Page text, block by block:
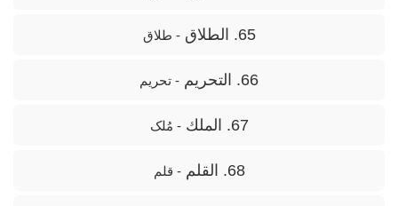
65. الطلاق - طلاق
66. التحريم - تحریم
67. الملك - مُلک
68. القلم - قلم